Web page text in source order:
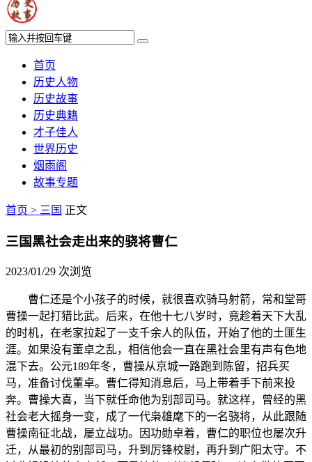
首页
历史人物
历史故事
历史典籍
才子佳人
世界历史
烟雨阁
故事专题
首页 > 三国 正文
三国黑社会走出来的骁将曹仁
2023/01/29 次浏览
曹仁还是个小孩子的时候，就很喜欢骑马射箭，常和堂哥
曹操一起打猎比武。后来，在他十七八岁时，竟趁着天下大乱
的时机，在老家拉起了一支千余人的队伍，开始了他的土匪生
涯。如果没有董卓之乱，相信他会一直在黑社会里有声有色地
混下去。公元189年冬，曹操从京城一路跑到陈留，招兵买
马，准备讨伐董卓。曹仁得知消息后，马上带着手下前来投
奔。曹操大喜，当下就任命他为别部司马。就这样，曾经的黑
社会老大摇身一变，成了一代枭雄麾下的一名骁将，从此跟随
曹操南征北战，屡立战功。因功勋卓着，曹仁的职位也屡次升
迁，从最初的别部司马，升到厉锋校尉，再升到广阳太守。不